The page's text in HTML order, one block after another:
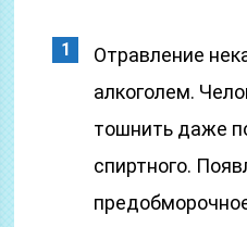
Отравление
алкоголем.
тошнить даже
спиртного.